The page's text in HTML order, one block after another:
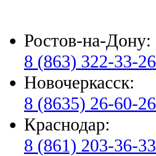
Ростов-на-Дону:
8 (863) 322-33-26
Новочеркасск:
8 (8635) 26-60-26
Краснодар:
8 (861) 203-36-33